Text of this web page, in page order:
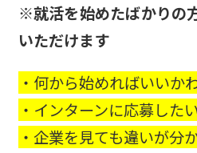
※就活を始めたばかりの
いただけます
・何から始めればいいか
・インターンに応募した
・企業を見ても違いが分